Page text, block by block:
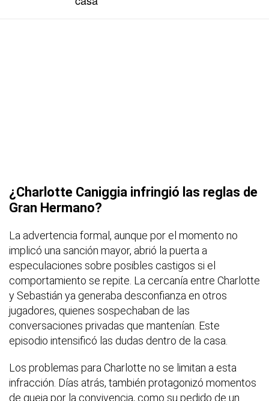
¿Charlotte Caniggia infringió las reglas de
Gran Hermano?
La advertencia formal, aunque por el momento no
implicó una sanción mayor, abrió la puerta a
especulaciones sobre posibles castigos si el
comportamiento se repite. La cercanía entre Charlotte
y Sebastián ya generaba desconfianza en otros
jugadores, quienes sospechaban de las
conversaciones privadas que mantenían. Este
episodio intensificó las dudas dentro de la casa.
Los problemas para Charlotte no se limitan a esta
infracción. Días atrás, también protagonizó momentos
de queja por la convivencia, como su pedido de un